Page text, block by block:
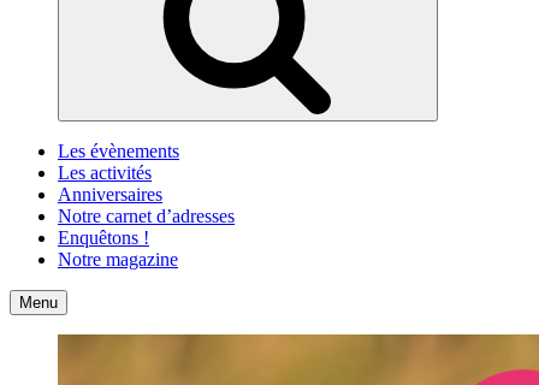
Les évènements
Les activités
Anniversaires
Notre carnet d’adresses
Enquêtons !
Notre magazine
Accueil
Menu Contact